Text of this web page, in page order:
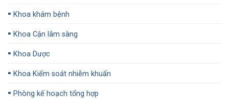
▪️ Khoa khám bệnh
▪️ Khoa Cận lâm sàng
▪️ Khoa Dược
▪️ Khoa Kiểm soát nhiễm khuẩn
▪️ Phòng kế hoạch tổng hợp